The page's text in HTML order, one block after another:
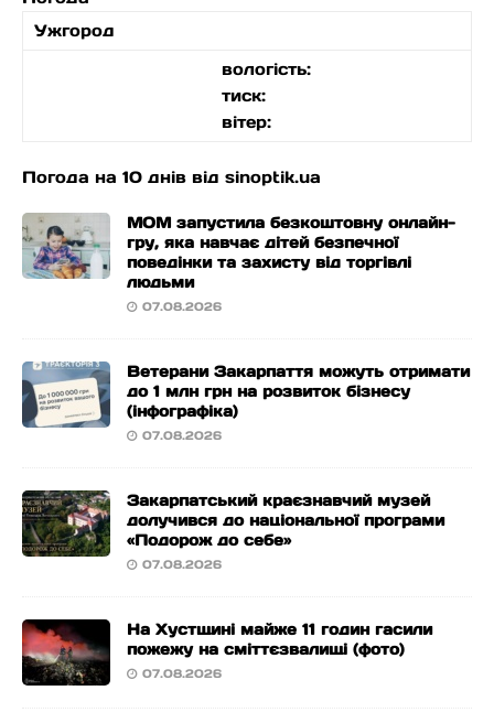
Ужгород
вологість:
тиск:
вітер:
Погода на 10 днів від sinoptik.ua
МОМ запустила безкоштовну онлайн-
гру, яка навчає дітей безпечної
поведінки та захисту від торгівлі
людьми
07.08.2026
Ветерани Закарпаття можуть отримати
до 1 млн грн на розвиток бізнесу
(інфографіка)
07.08.2026
Закарпатський краєзнавчий музей
долучився до національної програми
«Подорож до себе»
07.08.2026
На Хустщині майже 11 годин гасили
пожежу на сміттєзвалищі (фото)
07.08.2026